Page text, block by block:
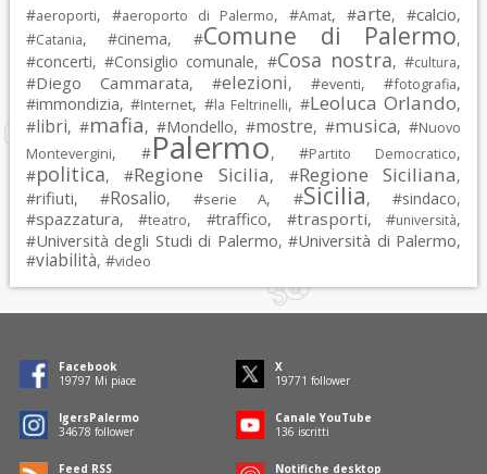
#aeroporti, #aeroporto di Palermo, #Amat, #arte, #calcio,
#Catania, #cinema, #Comune di Palermo,
#concerti, #Consiglio comunale, #Cosa nostra, #cultura,
#Diego Cammarata, #elezioni, #eventi, #fotografia,
#immondizia, #Internet, #la Feltrinelli, #Leoluca Orlando,
#libri, #mafia, #Mondello, #mostre, #musica, #Nuovo
Montevergini, #Palermo, #Partito Democratico,
#politica, #Regione Sicilia, #Regione Siciliana,
#rifiuti, #Rosalio, #serie A, #Sicilia, #sindaco,
#spazzatura, #teatro, #traffico, #trasporti, #università,
#Università degli Studi di Palermo, #Università di Palermo,
#viabilità, #video
Facebook
19797 Mi piace
X
19771 follower
IgersPalermo
34678 follower
Canale YouTube
136 iscritti
Feed RSS Notifiche desktop